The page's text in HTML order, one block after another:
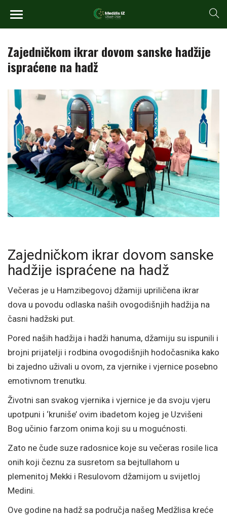
Zajedničkom ikrar dovom sanske hadžije
ispraćene na hadž
Zajedničkom ikrar dovom sanske
hadžije ispraćene na hadž
Večeras je u Hamzibegovoj džamiji upriličena ikrar
dova u povodu odlaska naših ovogodišnjih hadžija na
časni hadžski put.
Pored naših hadžija i hadži hanuma, džamiju su ispunili i
brojni prijatelji i rodbina ovogodišnjih hodočasnika kako
bi zajedno uživali u ovom, za vjernike i vjernice posebno
emotivnom trenutku.
Životni san svakog vjernika i vjernice je da svoju vjeru
upotpuni i ‘kruniše’ ovim ibadetom kojeg je Uzvišeni
Bog učinio farzom onima koji su u mogućnosti.
Zato ne čude suze radosnice koje su večeras rosile lica
onih koji čeznu za susretom sa bejtullahom u
plemenitoj Mekki i Resulovom džamijom u svijetloj
Medini.
Ove godine na hadž sa područja našeg Medžlisa kreće